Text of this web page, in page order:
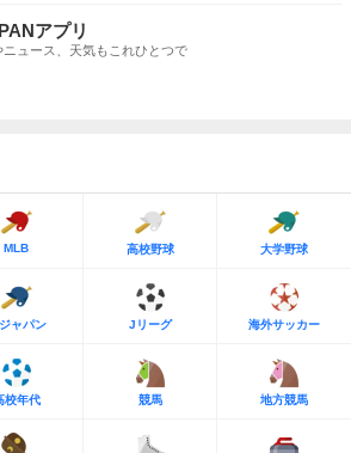
アプリ
ニュース、天気もこれひとつで
MLB 高校野球 大学野球
ャパン Jリーグ 海外サッカー
校年代 競馬 地方競馬